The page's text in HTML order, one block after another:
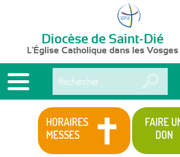
Diocèse de Saint-Dié
L'Église Catholique dans les Vosges
HORAIRES
MESSES
FAIRE
DON